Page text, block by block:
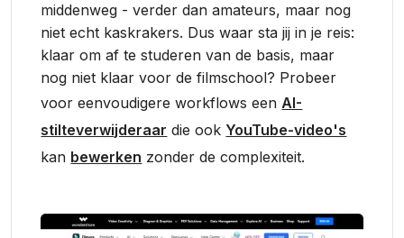
middenweg - verder dan amateurs, maar nog
niet echt kaskrakers. Dus waar sta jij in je reis:
klaar om af te studeren van de basis, maar
nog niet klaar voor de filmschool? Probeer
voor eenvoudigere workflows eenAI-
stilteverwijderaar die ook YouTube-video's
kan bewerken zonder de complexiteit.